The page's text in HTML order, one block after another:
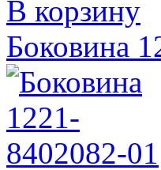
В корзину
Боковина